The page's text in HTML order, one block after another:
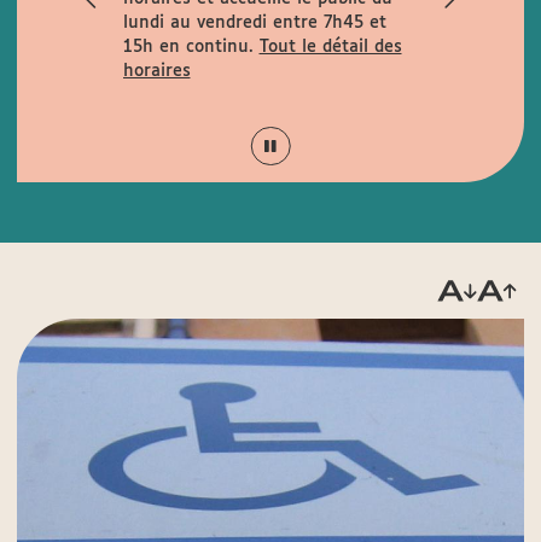
lundi au vendredi entre 7h45 et
15h en continu.
Tout le détail des
horaires